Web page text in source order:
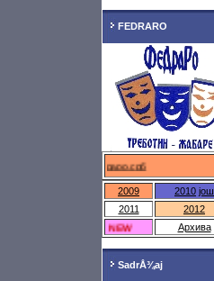
FEDRARO
федраро.срб
2009 2010 још
2011
2012
NEW
Архива
SadrÅ¾aj